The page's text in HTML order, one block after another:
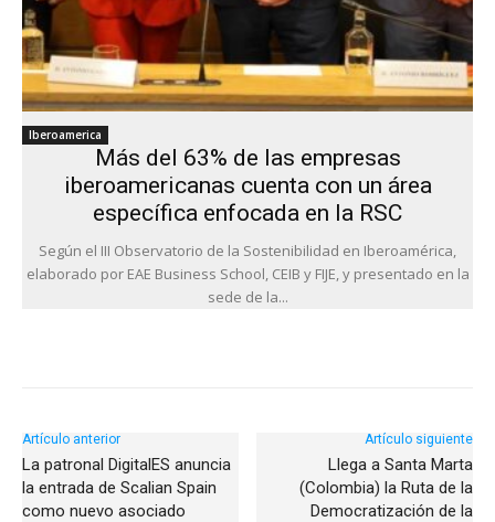
Iberoamerica
Más del 63% de las empresas
iberoamericanas cuenta con un área
específica enfocada en la RSC
Según el III Observatorio de la Sostenibilidad en Iberoamérica,
elaborado por EAE Business School, CEIB y FIJE, y presentado en la
sede de la...
Artículo anterior
La patronal DigitalES anuncia
la entrada de Scalian Spain
como nuevo asociado
Artículo siguiente
Llega a Santa Marta
(Colombia) la Ruta de la
Democratización de la